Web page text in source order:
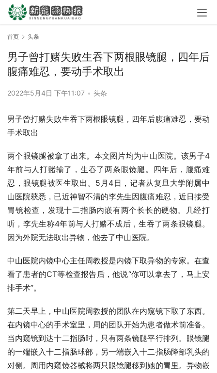
首页 头条
男子曾打赌失败生吞下两根眼镜腿，四年后
腹痛难忍，要动手术取出
2022年5月4日 下午11:07 • 头条
男子曾打赌失败生吞下两根眼镜腿，四年后腹痛难忍，要动
手术取出
两个眼镜腿被拿了出来。本文图片均为中山医院。该男子4
年前与人打赌输了，生吞了两条眼镜腿。四年后，腹痛难
忍，眼镜腿被医生取出。5月4日，记者从复旦大学附属中
山医院获悉，已近神智不清的李先生因腹痛难忍，近日接受
胃镜检查，发现十二指肠内嵌有两个长长的硬物。几经打
听，李先生称4年前与人打赌不成后，生吞了两条眼镜腿。
因为外院无法取出异物，他去了中山医院。
中山医院内镜中心主任周教授是内镜下取异物的专家。在查
看了患者的CT等检查报告后，他说“你可以拿去了，马上安
排手术”。
第二天早上，中山医院周教授的团队在内窥镜下取了东西。
在内镜中心的手术室里，周的团队开始为患者做术前准备。
当内窥镜到达十二指肠时，只有两条镜腿平行排列。眼镜腿
的一端嵌入十二指肠球部，另一端嵌入十二指肠降部乳头的
对侧。周用内窥镜器械将两只眼镜腿移到她的胃里。异物嵌